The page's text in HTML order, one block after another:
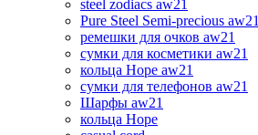
steel zodiacs aw21
Pure Steel Semi-precious aw21
ремешки для очков aw21
сумки для косметики aw21
кольца Hope aw21
сумки для телефонов aw21
Шарфы aw21
кольца Hope